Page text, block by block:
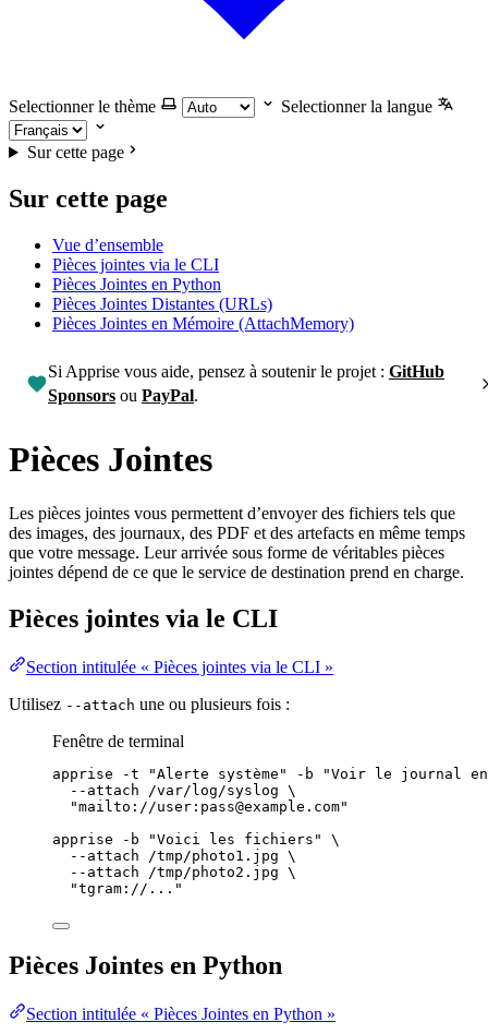
Selectionner le thème Selectionner la langue
Sur cette page
Sur cette page
Vue d’ensemble
Pièces jointes via le CLI
Pièces Jointes en Python
Pièces Jointes Distantes (URLs)
Pièces Jointes en Mémoire (AttachMemory)
Si Apprise vous aide, pensez à soutenir le projet : GitHub
Sponsors ou PayPal.
Pièces Jointes
Les pièces jointes vous permettent d’envoyer des fichiers tels que
des images, des journaux, des PDF et des artefacts en même temps
que votre message. Leur arrivée sous forme de véritables pièces
jointes dépend de ce que le service de destination prend en charge.
Pièces jointes via le CLI
Section intitulée « Pièces jointes via le CLI »
Utilisez --attach une ou plusieurs fois :
Fenêtre de terminal
apprise -t "Alerte système " -b "Voir le journal
--attach
/var/log/syslog \
"mailto://user:pass@example.com"
apprise
-b "Voici les fichiers "
\
--attach
/tmp/photo1.jpg \
--attach
/tmp/photo2.jpg \
"tgram://... "
Pièces Jointes en Python
Section intitulée « Pièces Jointes en Python »